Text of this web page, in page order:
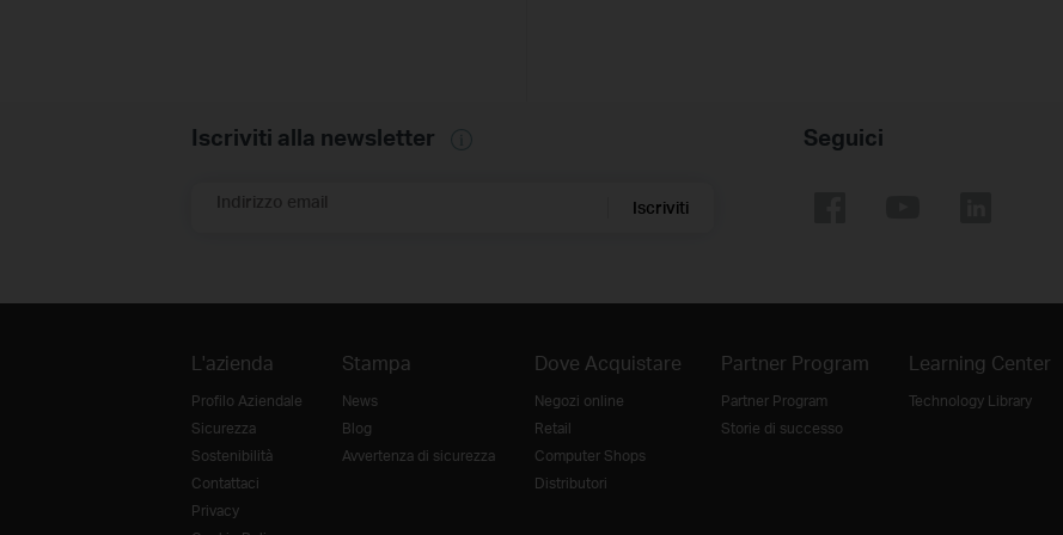
Iscriviti alla newsletter
Indirizzo email Iscriviti
Seguici
L'azienda
Profilo Aziendale
Sicurezza
Sostenibilità
Contattaci
Privacy
Stampa
News
Blog
Avvertenza di sicurezza
Dove Acquistare
Negozi online
Retail
Computer Shops
Distributori
Partner Program
Partner Program
Storie di successo
Learning Center
Technology Library